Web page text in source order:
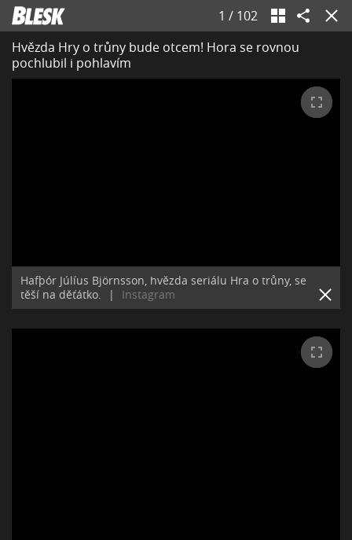
1 / 102
Hvězda Hry o trůny bude otcem! Hora se rovnou
pochlubil i pohlavím
Hafþór Júlíus Björnsson, hvězda seriálu Hra o trůny, se
těší na děťátko.
| Instagram